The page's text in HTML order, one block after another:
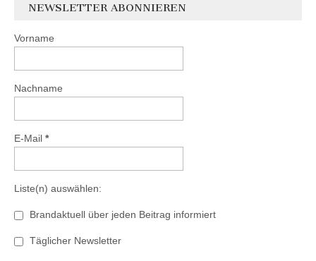
NEWSLETTER ABONNIEREN
Vorname
Nachname
E-Mail *
Liste(n) auswählen:
Brandaktuell über jeden Beitrag informiert
Täglicher Newsletter